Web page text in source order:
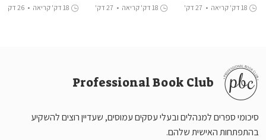
•
27 דק'
•
27 דק'
•
26 דק'
Professional Book Club
סיכומי ספרים למנהלים ובעלי עסקים עמוסים, שעדיין רוצים להשקיע
בהתפתחות האישית שלהם.